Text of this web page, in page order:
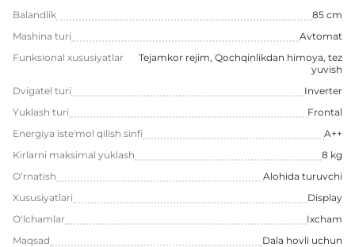
Balandlik
85 cm
Mashina turi
Avtomat
Funksional xususiyatlar
Tejamkor rejim, Qochqinlikdan himoya, tez
yuvish
Dvigatel turi
Inverter
Yuklash turi
Frontal
Energiya iste'mol qilish sinfi
A++
Kirlarni maksimal yuklash
8 kg
O‘rnatish
Alohida turuvchi
Xususiyatlari
Display
O‘lchamlar
Ixcham
Maqsad
Dala hovli uchun